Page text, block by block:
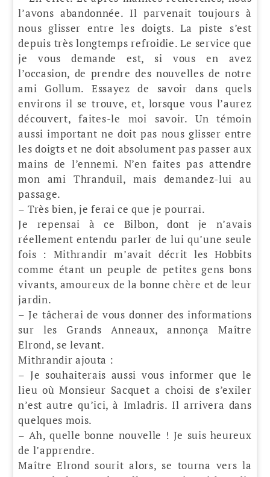
l’avons abandonnée. Il parvenait toujours à
nous glisser entre les doigts. La piste s’est
depuis très longtemps refroidie. Le service que
je vous demande est, si vous en avez
l’occasion, de prendre des nouvelles de notre
ami Gollum. Essayez de savoir dans quels
environs il se trouve, et, lorsque vous l’aurez
découvert, faites-le moi savoir. Un témoin
aussi important ne doit pas nous glisser entre
les doigts et ne doit absolument pas passer aux
mains de l’ennemi. N’en faites pas attendre
mon ami Thranduil, mais demandez-lui au
passage.
– Très bien, je ferai ce que je pourrai.
Je repensai à ce Bilbon, dont je n’avais
réellement entendu parler de lui qu’une seule
fois : Mithrandir m’avait décrit les Hobbits
comme étant un peuple de petites gens bons
vivants, amoureux de la bonne chère et de leur
jardin.
– Je tâcherai de vous donner des informations
sur les Grands Anneaux, annonça Maître
Elrond, se levant.
Mithrandir ajouta :
– Je souhaiterais aussi vous informer que le
lieu où Monsieur Sacquet a choisi de s’exiler
n’est autre qu’ici, à Imladris. Il arrivera dans
quelques mois.
– Ah, quelle bonne nouvelle ! Je suis heureux
de l’apprendre.
Maître Elrond sourit alors, se tourna vers la